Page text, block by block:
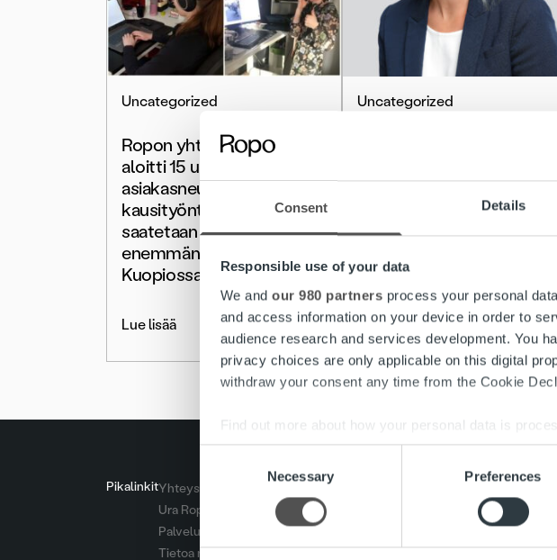
Consent Details
Responsible use of your data
We and our 980 partners process your personal
and access information on your device in order to
audience research and services development. You
privacy choices are only applicable on this digital
withdraw your consent any time from the Cookie
Find out more about how your personal data is
We use cookies to personalise content and ads, to
information about your use of our site with our
other information that you’ve provided to them or
Necessary Preferences
Uncategorized
Ropon yhteyskeskuksessa
aloitti 15 uutta
asiakasneuvojaa –
kausityöntekijöitä
saatetaan tarvita
enemmänkin sekä
Kuopiossa että Porvoossa
Lue lisää
Uncategorized
PikalinkitYhteystiedot
Ura Ropolla
Palvelut
Tietoa meistä
Search for: